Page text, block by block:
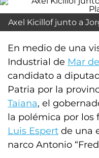
Axel Kicillof junto a
En medio de una
Industrial de Mar
candidato a
Patria por la
Taiana, el
la polémica por los
Luis Espert de una
narco Antonio